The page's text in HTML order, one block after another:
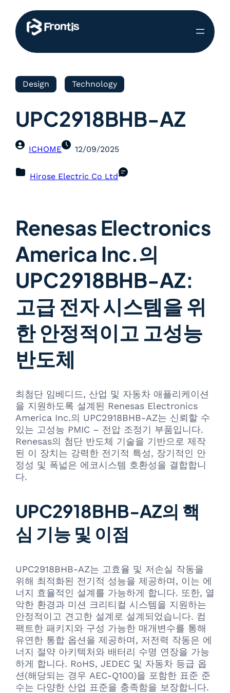
Design Technology
UPC2918BHB-AZ
ICHOME 12/09/2025
Hirose Electric Co Ltd
Renesas Electronics
America Inc.의
UPC2918BHB-AZ:
고급 전자 시스템을 위
한 안정적이고 고성능
반도체
최첨단 임베디드, 산업 및 자동차 애플리케이션
을 지원하도록 설계된 Renesas Electronics
America Inc.의 UPC2918BHB-AZ는 신뢰할 수
있는 고성능 PMIC – 전압 조정기 부품입니다.
Renesas의 첨단 반도체 기술을 기반으로 제작
된 이 장치는 강력한 전기적 특성, 장기적인 안
정성 및 폭넓은 에코시스템 호환성을 결합합니
다.
UPC2918BHB-AZ의 핵
심 기능 및 이점
UPC2918BHB-AZ는 고효율 및 저손실 작동을
위해 최적화된 전기적 성능을 제공하며, 이는 에
너지 효율적인 설계를 가능하게 합니다. 또한, 열
악한 환경과 미션 크리티컬 시스템을 지원하는
안정적이고 견고한 설계로 설계되었습니다. 컴
팩트한 패키지와 구성 가능한 매개변수를 통해
유연한 통합 옵션을 제공하며, 저전력 작동은 에
너지 절약 아키텍처와 배터리 수명 연장을 가능
하게 합니다. RoHS, JEDEC 및 자동차 등급 옵
션(해당되는 경우 AEC-Q100)을 포함한 표준 준
수는 다양한 산업 표준을 충족함을 보장합니다.